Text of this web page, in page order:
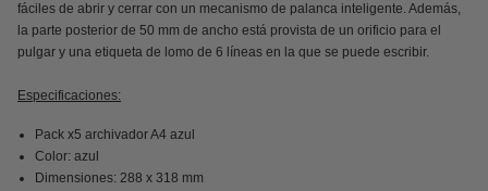
fáciles de abrir y cerrar con un mecanismo de palanca inteligente. Además,
la parte posterior de 50 mm de ancho está provista de un orificio para el
pulgar y una etiqueta de lomo de 6 líneas en la que se puede escribir.
Especificaciones:
Pack x5 archivador A4 azul
Color: azul
Dimensiones: 288 x 318 mm